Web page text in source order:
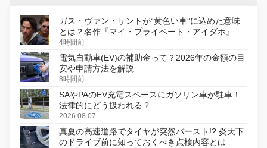
ガス・ヴァン・サントが“黄色い車”に込めた意味
とは？名作『マイ・プライベート・アイダホ』が
初のデジタルリマスター版で復活
4時間前
電気自動車(EV)の補助金って？2026年の金額の目
安や申請方法を解説
8時間前
SAやPAのEV充電スペースにガソリン車が駐車！
法律的にどう扱われる？
2026.08.07
真夏の高速道路でタイヤが突然バースト!? 炎天下
のドライブ前に知っておくべき点検内容とは